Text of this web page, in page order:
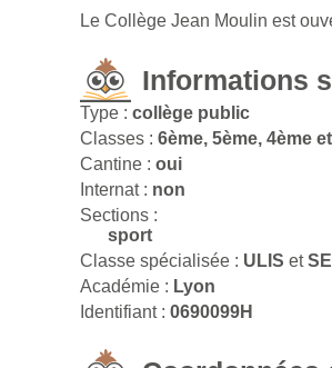
Le Collège Jean Moulin est
Informations
Type : collège public
Classes : 6ème, 5ème, 4ème
Cantine : oui
Internat : non
Sections :
sport
Classe spécialisée : ULIS et
Académie : Lyon
Identifiant : 0690099H